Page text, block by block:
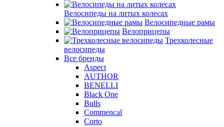
Велосипеды на литых колесах
Велосипедные рамы
Велоприцепы
Трехколесные
велосипеды
Все бренды
Aspect
AUTHOR
BENELLI
Black One
Bulls
Commencal
Corto